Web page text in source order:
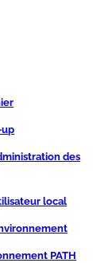
up
des
local
PATH